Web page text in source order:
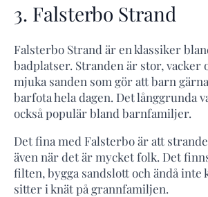
3. Falsterbo Strand
Falsterbo Strand är en klassiker
badplatser. Stranden är stor, vacker
mjuka sanden som gör att barn
barfota hela dagen. Det långgrunda
också populär bland barnfamiljer.
Det fina med Falsterbo är att
även när det är mycket folk. Det
filten, bygga sandslott och ändå inte
sitter i knät på grannfamiljen.